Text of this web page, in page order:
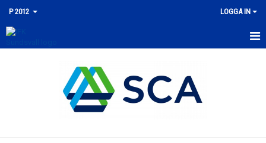
P 2012 LOGGA IN